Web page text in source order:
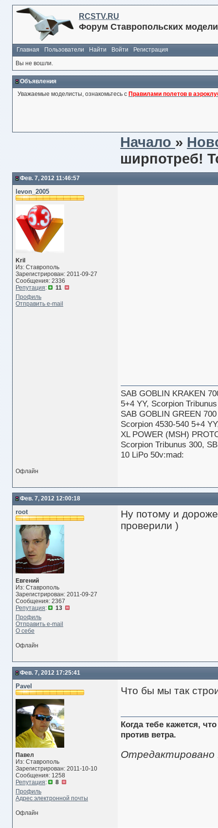
RCSTV.RU
Форум Ставропольских
Главная Пользователи Найти Войти
Регистрация
Вы не вошли.
Объявления
Уважаемые моделисты, ознакомьтесь с Правилами полетов в
Начало»
ширпотреб!
Фев. 7, 2012 11:46:57
levon_2005
Kril
Из: Ставрополь
Зарегистрирован: 2011-09-27
Сообщения: 2336
Репутация:
11
Профиль
Отправить e-mail
SAB GOBLIN KRAKEN
5+4 YY, Scorpion
SAB GOBLIN GREEN
Scorpion 4530-540 5+4
XL POWER (MSH)
Scorpion Tribunus 300,
10 LiPo 50v:mad:
Офлайн
Фев. 7, 2012 12:00:18
root
Евгений
Из: Ставрополь
Зарегистрирован: 2011-09-27
Сообщения: 2367
Репутация:
13
Профиль
Отправить e-mail
О себе
Ну потому и
проверили )
Офлайн
Фев. 7, 2012 17:25:41
Pavel
Павел
Из: Ставрополь
Зарегистрирован: 2011-10-10
Сообщения: 1258
Репутация:
8
Профиль
Адрес электронной почты
Что бы мы так
Когда тебе кажется,
против ветра.
Отредактировано
Офлайн